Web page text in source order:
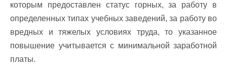
которым предоставлен статус горных, за работу в
определенных типах учебных заведений, за работу во
вредных и тяжелых условиях труда, то указанное
повышение учитывается с минимальной заработной
платы.